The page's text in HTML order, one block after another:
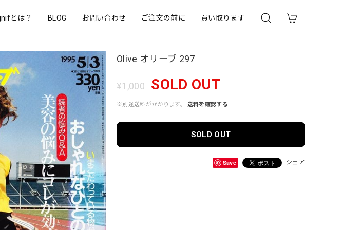
とは？ BLOG お問い合わせ ご注文の前に 買い取ります
Olive オリーブ 297
¥1,000 SOLD OUT
※別途送料がかかります。 送料を確認する
SOLD OUT
Save シェア